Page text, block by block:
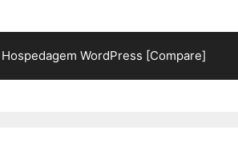
WordPress [Compare]